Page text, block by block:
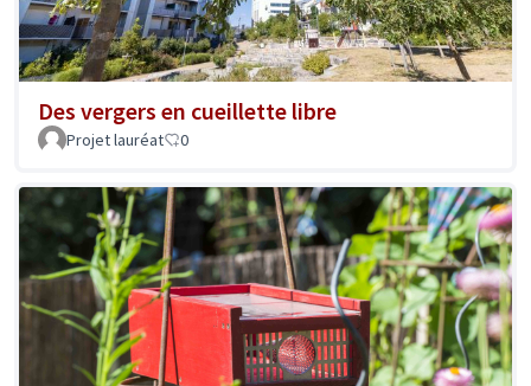
Des vergers en cueillette libre
Projet lauréat 0